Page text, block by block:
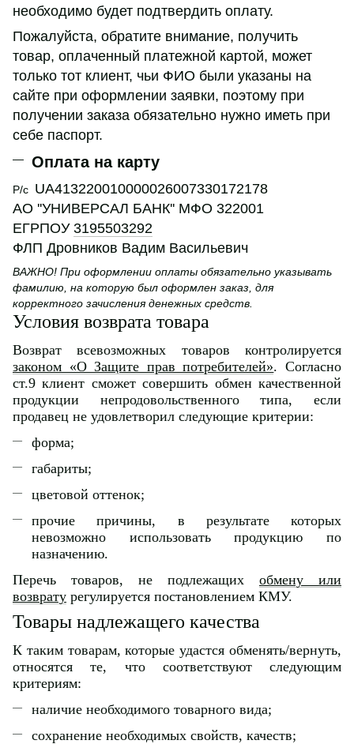
необходимо будет подтвердить оплату.
Пожалуйста, обратите внимание, получить
товар, оплаченный платежной картой, может
только тот клиент, чьи ФИО были указаны на
сайте при оформлении заявки, поэтому при
получении заказа обязательно нужно иметь при
себе паспорт.
Оплата на карту
Р/с UA413220010000026007330172178
АО ''УНИВЕРСАЛ БАНК'' МФО 322001
ЕГРПОУ 3195503292
ФЛП Дровников Вадим Васильевич
ВАЖНО! При оформлении оплаты обязательно указывать
фамилию, на которую был оформлен заказ, для
корректного зачисления денежных средств.
Условия возврата товара
Возврат всевозможных товаров контролируется
законом «О Защите прав потребителей». Согласно
ст.9 клиент сможет совершить обмен качественной
продукции непродовольственного типа, если
продавец не удовлетворил следующие критерии:
форма;
габариты;
цветовой оттенок;
прочие причины, в результате которых
невозможно использовать продукцию по
назначению.
Перечь товаров, не подлежащих обмену или
возврату регулируется постановлением КМУ.
Товары надлежащего качества
К таким товарам, которые удастся обменять/вернуть,
относятся те, что соответствуют следующим
критериям:
наличие необходимого товарного вида;
сохранение необходимых свойств, качеств;